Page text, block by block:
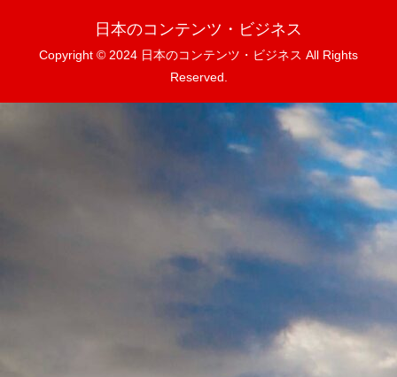
日本のコンテンツ・ビジネス
Copyright © 2024 日本のコンテンツ・ビジネス All Rights
Reserved.